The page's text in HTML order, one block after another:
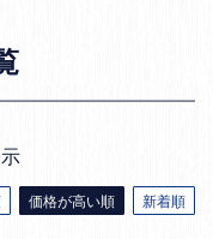
価格が高い順 新着順